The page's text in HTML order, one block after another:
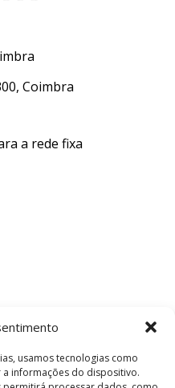
usamos tecnologias como
informações do dispositivo.
Coimbra
a rede fixa